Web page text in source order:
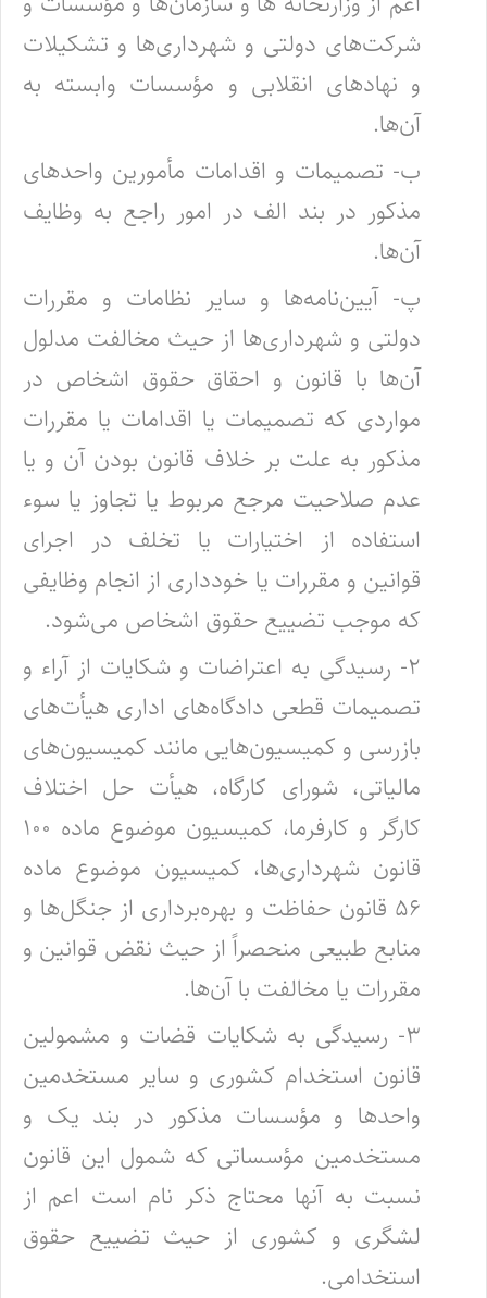
شرکت‌های دولتی و شهرداری‌ها و تشکیلات
و نهادهای‌ انقلابی و مؤسسات وابسته به
آن‌ها.
ب- تصمیمات و اقدامات مأمورین واحدهای
مذکور در بند الف در امور راجع به وظایف
آن‌ها.
پ- آیین‌نامه‌ها و سایر نظامات و مقررات
دولتی و شهرداری‌ها از حیث مخالفت مدلول
آن‌ها با قانون و احقاق حقوق اشخاص در
مواردی که‌ تصمیمات یا اقدامات یا مقررات
مذکور به علت بر خلاف قانون بودن آن و یا
عدم صلاحیت مرجع مربوط یا تجاوز یا سوء
استفاده از اختیارات یا تخلف‌ در اجرای
قوانین و مقررات یا خودداری از انجام وظایفی
که موجب تضییع حقوق اشخاص می‌شود.
۲- رسیدگی به اعتراضات و شکایات از آراء و
تصمیمات قطعی دادگاه‌های اداری هیأت‌های
بازرسی و کمیسیون‌هایی مانند کمیسیون‌های
مالیاتی،‌ شورای کارگاه، هیأت حل اختلاف
کارگر و کارفرما، کمیسیون موضوع ماده ۱۰۰
قانون شهرداری‌ها، کمیسیون موضوع ماده
۵۶ قانون حفاظت و‌ بهره‌برداری از جنگل‌ها و
منابع طبیعی منحصراً از حیث نقض قوانین و
مقررات یا مخالفت با آن‌ها.
۳- رسیدگی به شکایات قضات و مشمولین
قانون استخدام کشوری و سایر مستخدمین
واحدها و مؤسسات مذکور در بند یک و
مستخدمین‌ مؤسساتی که شمول این قانون
نسبت به آنها محتاج ذکر نام است اعم از
لشگری و کشوری از حیث تضییع حقوق
استخدامی.